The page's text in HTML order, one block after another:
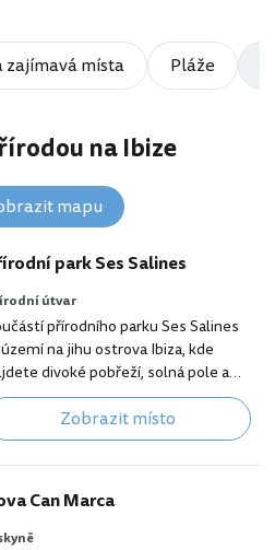
zajímavá místa Pláže
na Ibize
mapu
park Ses Salines
útvar
přírodního parku Ses Salines
na jihu ostrova Ibiza, kde
divoké pobřeží, solná pole a
pláže. Park také zahrnuje
rezervaci mezi ostrovy Ibiza a
kde jsou díky němu
místní jedinečné mořské
jako ráj ornitologů, kteří
vyrážejí spatřit mnohé vzácné
Zobrazit místo
Can Marca